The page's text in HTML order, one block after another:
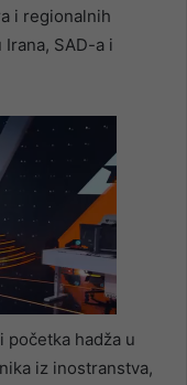
i regionalnih
SAD-a i
početka hadža u
iz inostranstva,